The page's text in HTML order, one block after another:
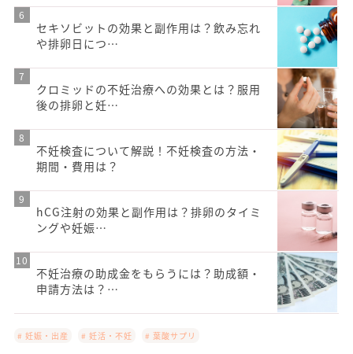
セキソビットの効果と副作用は？飲み忘れ
や排卵日につ…
クロミッドの不妊治療への効果とは？服用
後の排卵と妊…
不妊検査について解説！不妊検査の方法・
期間・費用は？
hCG注射の効果と副作用は？排卵のタイミ
ングや妊娠…
不妊治療の助成金をもらうには？助成額・
申請方法は？…
# 妊娠・出産 # 妊活・不妊 # 葉酸サプリ